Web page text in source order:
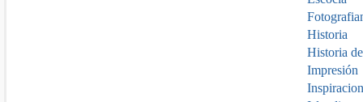
Historia
Historia
Impresión